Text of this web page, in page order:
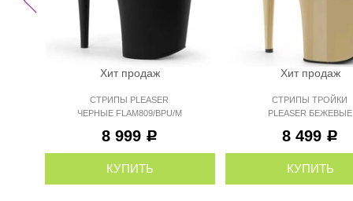
Хит продаж
СТРИПЫ PLEASER
ЧЕРНЫЕ FLAM809/BPU/M
8 999 Р
КУПИТЬ
Хит продаж
СТРИПЫ ТРОЙКИ
PLEASER БЕЖЕВЫЕ
8 499 Р
КУПИТЬ